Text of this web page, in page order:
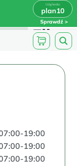
plan10
Sprawdź
plan10 x
Ełk
19:00
19:00
19:00